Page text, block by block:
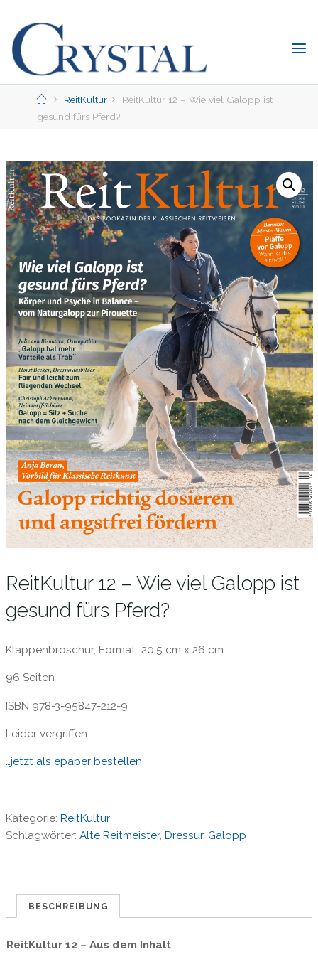
content
Crystal
Verlag
PFERDEFREUNDE
HomeReitKultur
ReitKultur 12 – Wie viel Galopp ist
gesund fürs Pferd?
ReitKultur 12 – Wie viel Galopp ist
gesund fürs Pferd?
Klappenbroschur, Format 20,5 cm x 26 cm
96 Seiten
ISBN 978-3-95847-212-9
Leider vergriffen
…jetzt als epaper bestellen
Kategorie: ReitKultur
Schlagwörter: Alte Reitmeister, Dressur, Galopp
BESCHREIBUNG
ReitKultur 12 – Aus dem Inhalt